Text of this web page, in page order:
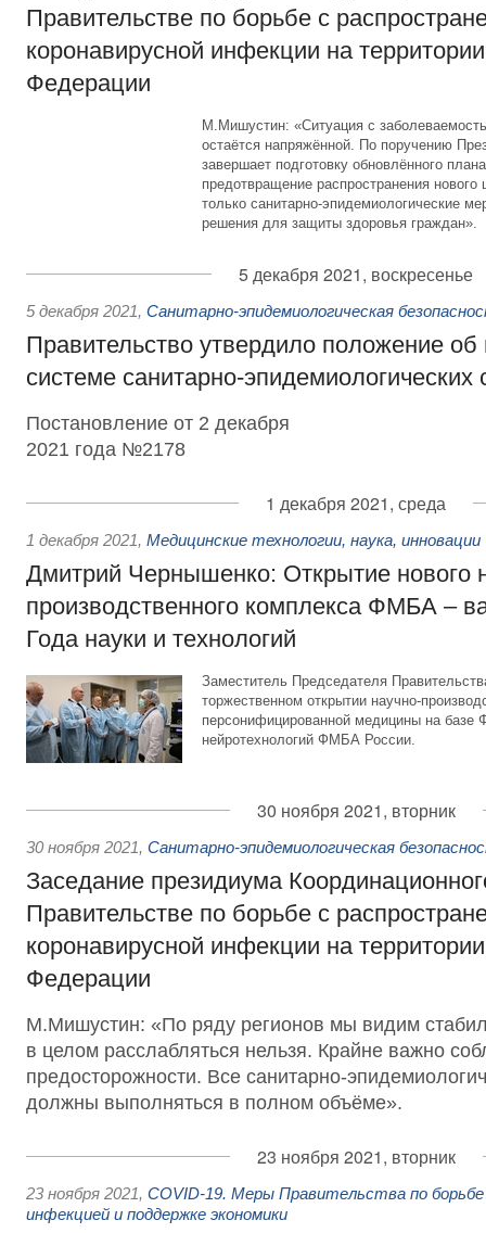
Правительстве по борьбе с
коронавирусной инфекции на
Федерации
М.Мишустин: «Ситуация с
остаётся напряжённой. По поручению
завершает подготовку обновлённого
предотвращение распространения
только санитарно-эпидемиологические
решения для защиты здоровья граждан».
5 декабря 2021, воскресенье
5 декабря 2021, Санитарно-эпидемиологическая
Правительство утвердило положение
системе санитарно-эпидемиологических
Постановление от 2 декабря
2021 года №2178
1 декабря 2021, среда
1 декабря 2021, Медицинские технологии, наука, инновации
Дмитрий Чернышенко: Открытие нового
производственного комплекса ФМБА –
Года науки и технологий
Заместитель Председателя
торжественном открытии научно-
персонифицированной медицины на базе
нейротехнологий ФМБА России.
30 ноября 2021, вторник
30 ноября 2021, Санитарно-эпидемиологическая
Заседание президиума
Правительстве по борьбе с
коронавирусной инфекции на
Федерации
М.Мишустин: «По ряду регионов мы видим
в целом расслабляться нельзя. Крайне важно
предосторожности. Все санитарно-
должны выполняться в полном объёме».
23 ноября 2021, вторник
23 ноября 2021, COVID-19. Меры Правительства по борьбе
инфекцией и поддержке экономики